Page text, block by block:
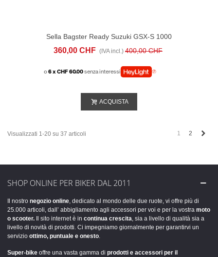
Sella Bagster Ready Suzuki GSX-S 1000
(2015-20) Nera Blu
360,00 CHF (IVA incl.) 400,00 CHF
o6 x CHF 60.00senza interessi
ACQUISTA
Visualizzati 1-20 su 37 articoli 1 2
SHOP ONLINE PER BIKER DAL 2011
Il nostro negozio online, dedicato al mondo delle due ruote, vi offre più di
25.000 articoli, dall’ abbigliamento agli accessori per voi e per la vostra moto
o scooter. Il sito internet è in continua crescita, sia a livello di qualità sia a
livello di novità di prodotti. Ci impegniamo giornalmente per garantirvi un
servizio ottimo, puntuale e onesto.
Super-bike offre una vasta gamma di prodotti e accessori per il